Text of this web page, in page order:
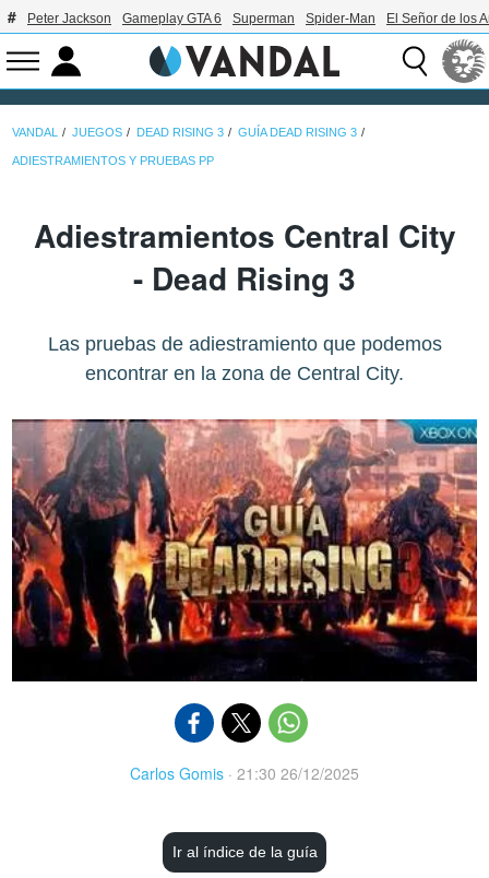
Peter Jackson Gameplay GTA 6 Superman Spider-Man El Señor de los
VANDAL JUEGOS DEAD RISING 3 GUÍA DEAD RISING 3
ADIESTRAMIENTOS Y PRUEBAS PP
Adiestramientos Central City
- Dead Rising 3
Las pruebas de adiestramiento que podemos
encontrar en la zona de Central City.
Carlos Gomis · 21:30 26/12/2025
Ir al índice de la guía